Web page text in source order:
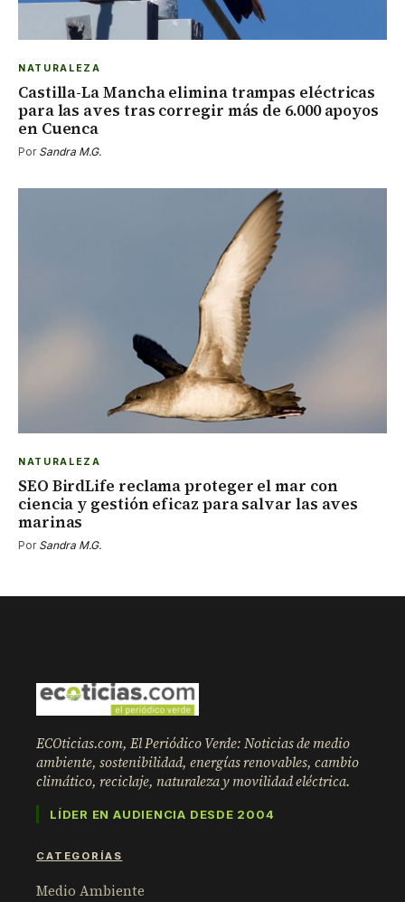
NATURALEZA
Castilla-La Mancha elimina trampas eléctricas
para las aves tras corregir más de 6.000 apoyos
en Cuenca
Por Sandra M.G.
NATURALEZA
SEO BirdLife reclama proteger el mar con
ciencia y gestión eficaz para salvar las aves
marinas
Por Sandra M.G.
ECOticias.com, El Periódico Verde: Noticias de medio
ambiente, sostenibilidad, energías renovables, cambio
climático, reciclaje, naturaleza y movilidad eléctrica.
LÍDER EN AUDIENCIA DESDE 2004
CATEGORÍAS
Medio Ambiente